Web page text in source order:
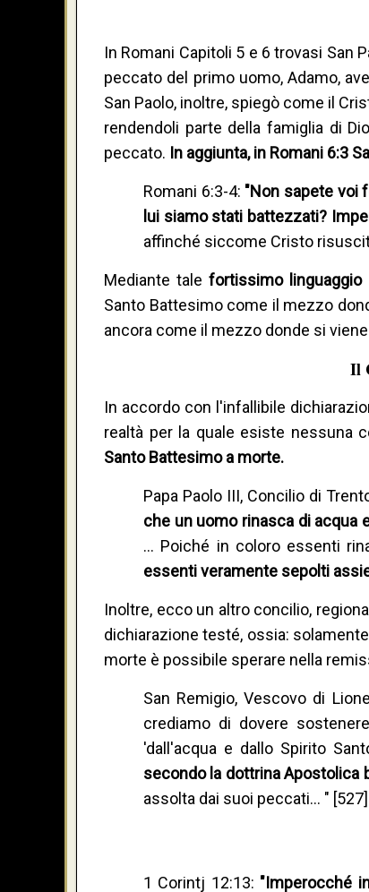
In Romani Capitoli 5 e 6 trovasi San
peccato del primo uomo, Adamo,
San Paolo, inoltre, spiegò come il
rendendoli parte della famiglia di
peccato. In aggiunta, in Romani 6:3
Romani 6:3-4: "Non sapete voi
lui siamo stati battezzati?
affinché siccome Cristo
Mediante talefortissimo linguaggio
Santo Battesimo come il mezzo
ancora come il mezzo donde si
Il
In accordo con l'infallibile
realtà per la quale esiste nessuna
Santo Battesimo a morte.
Papa Paolo III, Concilio di
che un uomo rinasca di acqua
… Poiché in coloro essenti
essenti veramente sepolti
Inoltre, ecco un altro concilio,
dichiarazione testé, ossia:
morte è possibile sperare nella
San Remigio, Vescovo di
crediamo di dovere
'dall'acqua e dallo Spirito
secondo la dottrina Apostolica
assolta dai suoi peccati… " [527]
1 Corintj 12:13: "Imperocché